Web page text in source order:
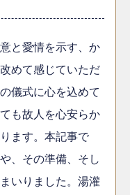
と愛情を示す、か
めて感じていただ
儀式に心を込めて
も故人を心安らか
ます。本記事で
、その準備、そし
いりました。湯灌